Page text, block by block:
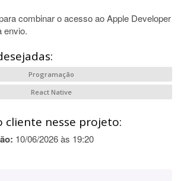
combinar o acesso ao Apple Developer
envio.
Programação
React Native
cliente nesse projeto:
10/06/2026 às 19:20